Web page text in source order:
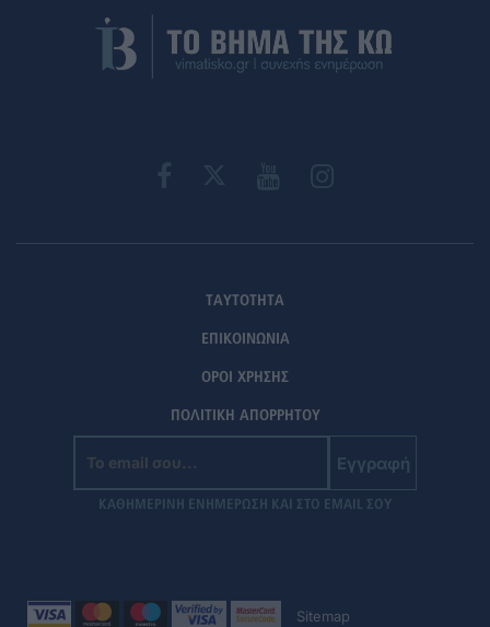
ΤΑΥΤΟΤΗΤΑ
ΕΠΙΚΟΙΝΩΝΙΑ
ΟΡΟΙ ΧΡΗΣΗΣ
ΠΟΛΙΤΙΚΗ ΑΠΟΡΡΗΤΟΥ
Εγγραφή
ΚΑΘΗΜΕΡΙΝΗ ΕΝΗΜΕΡΩΣΗ ΚΑΙ ΣΤΟ EMAIL ΣΟΥ
Sitemap